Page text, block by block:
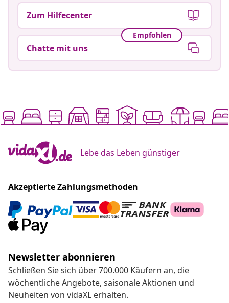
Zum Hilfecenter
Empfohlen
Chatte mit uns
Lebe das Leben günstiger
Akzeptierte Zahlungsmethoden
Newsletter abonnieren
Schließen Sie sich über 700.000 Käufern an, die
wöchentliche Angebote, saisonale Aktionen und
Neuheiten von vidaXL erhalten.